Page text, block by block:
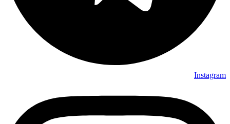
Instagram